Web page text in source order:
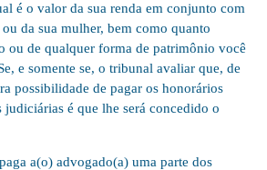
é o valor da sua renda em conjunto com
da sua mulher, bem como quanto
ou de qualquer forma de patrimônio você
e somente se, o tribunal avaliar que, de
possibilidade de pagar os honorários
judiciárias é que lhe será concedido o
a(o) advogado(a) uma parte dos